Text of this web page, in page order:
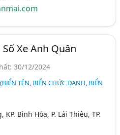
Xe Anh Quân
30/12/2024
TÊN, BIỂN CHỨC DANH, BIỂN
Bình Hòa, P. Lái Thiêu, TP.